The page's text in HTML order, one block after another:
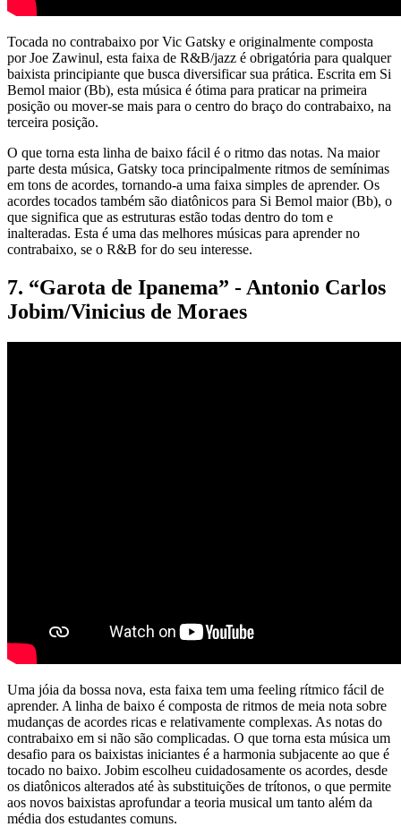
Tocada no contrabaixo por Vic Gatsky e originalmente composta
por Joe Zawinul, esta faixa de R&B/jazz é obrigatória para qualquer
baixista principiante que busca diversificar sua prática. Escrita em Si
Bemol maior (Bb), esta música é ótima para praticar na primeira
posição ou mover-se mais para o centro do braço do contrabaixo, na
terceira posição.
O que torna esta linha de baixo fácil é o ritmo das notas. Na maior
parte desta música, Gatsky toca principalmente ritmos de semínimas
em tons de acordes, tornando-a uma faixa simples de aprender. Os
acordes tocados também são diatônicos para Si Bemol maior (Bb), o
que significa que as estruturas estão todas dentro do tom e
inalteradas. Esta é uma das melhores músicas para aprender no
contrabaixo, se o R&B for do seu interesse.
7. “Garota de Ipanema” - Antonio Carlos
Jobim/Vinicius de Moraes
Uma jóia da bossa nova, esta faixa tem uma feeling rítmico fácil de
aprender. A linha de baixo é composta de ritmos de meia nota sobre
mudanças de acordes ricas e relativamente complexas. As notas do
contrabaixo em si não são complicadas. O que torna esta música um
desafio para os baixistas iniciantes é a harmonia subjacente ao que é
tocado no baixo. Jobim escolheu cuidadosamente os acordes, desde
os diatônicos alterados até às substituições de trítonos, o que permite
aos novos baixistas aprofundar a teoria musical um tanto além da
média dos estudantes comuns.